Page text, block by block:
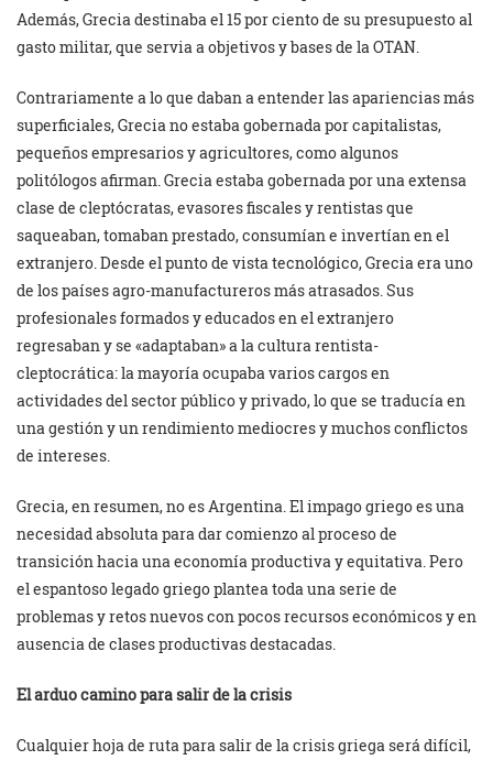
Además, Grecia destinaba el 15 por ciento de su presupuesto al
gasto militar, que servia a objetivos y bases de la OTAN.
Contrariamente a lo que daban a entender las apariencias más
superficiales, Grecia no estaba gobernada por capitalistas,
pequeños empresarios y agricultores, como algunos
politólogos afirman. Grecia estaba gobernada por una extensa
clase de cleptócratas, evasores fiscales y rentistas que
saqueaban, tomaban prestado, consumían e invertían en el
extranjero. Desde el punto de vista tecnológico, Grecia era uno
de los países agro-manufactureros más atrasados. Sus
profesionales formados y educados en el extranjero
regresaban y se «adaptaban» a la cultura rentista-
cleptocrática: la mayoría ocupaba varios cargos en
actividades del sector público y privado, lo que se traducía en
una gestión y un rendimiento mediocres y muchos conflictos
de intereses.
Grecia, en resumen, no es Argentina. El impago griego es una
necesidad absoluta para dar comienzo al proceso de
transición hacia una economía productiva y equitativa. Pero
el espantoso legado griego plantea toda una serie de
problemas y retos nuevos con pocos recursos económicos y en
ausencia de clases productivas destacadas.
El arduo camino para salir de la crisis
Cualquier hoja de ruta para salir de la crisis griega será difícil,